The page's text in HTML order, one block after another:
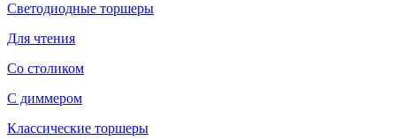
Светодиодные торшеры
Для чтения
Со столиком
С диммером
Классические торшеры